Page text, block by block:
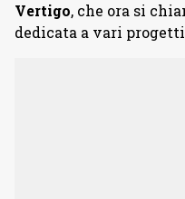
Vertigo, che ora si
dedicata a vari